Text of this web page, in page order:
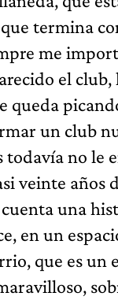
termina
me
el
queda
un club
todavía no le
veinte años
una
en un
que es un